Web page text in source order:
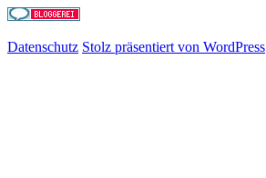
Datenschutz Stolz präsentiert von WordPress